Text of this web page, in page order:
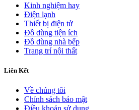
Kinh nghiệm hay
Điện lạnh
Thiết bị điện tử
Đồ dùng tiện ích
Đồ dùng nhà bếp
Trang trí nội thất
Liên Kết
Về chúng tôi
Chính sách bảo mật
Điều khoản sử dụng